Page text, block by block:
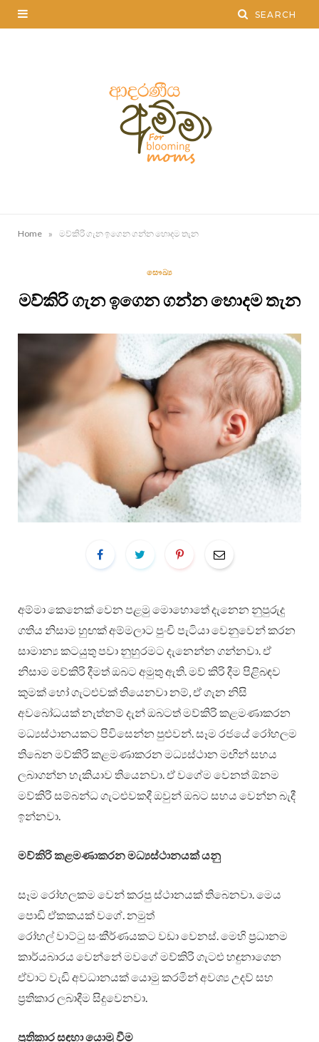
Home » මව්කිරි ගැන ඉගෙන ගන්න හොදම තැන
සෞඛ්‍ය
මව්කිරි ගැන ඉගෙන ගන්න හොදම තැන
අම්මා කෙනෙක් වෙන පළමු මොහොතේ දැනෙන නුපුරුදු
ගතිය නිසාම හුඟක් අම්මලාට පුංචි පැටියා වෙනුවෙන් කරන
සාමාන්‍ය කටයුතු පවා නුහුරමට දැනෙන්න ගන්නවා. ඒ
නිසාම මව්කිරි දීමත් ඔබට අමුතු ඇති. මව් කිරි දීම පිළිබඳව
කුමක් හෝ ගැටළුවක් තියෙනවා නම්, ඒ ගැන නිසි
අවබෝධයක් නැත්නම් දැන් ඔබටත් මව්කිරි කළමණාකරන
මධ්‍යස්ථානයකට පිවිසෙන්න පුළුවන්. සෑම රජයේ රෝහලම
තිබෙන මව්කිරි කළමණාකරන මධ්‍යස්ථාන මඟින් සහය
ලබාගන්න හැකියාව තියෙනවා. ඒ වගේම වෙනත් ඕනම
මව්කිරි සම්බන්ධ ගැටළුවකදී ඔවුන් ඔබට සහය වෙන්න බැදී
ඉන්නවා.
මව්කිරි කළමණාකරන මධ්‍යස්ථානයක් යනු
සෑම රෝහලකම වෙන් කරපු ස්ථානයක් තිබෙනවා. මෙය
පොඩි ඒකකයක් වගේ. නමුත්
රෝහල් වාට්ටු සංකීර්ණයකට වඩා වෙනස්. මෙහි ප්‍රධානම
කාර්යබාරය වෙන්නේ මවගේ මව්කිරි ගැටළු හඳුනාගෙන
ඒවාට වැඩි අවධානයක් යොමු කරමින් අවශ්‍ය උදව් සහ
ප්‍රතිකාර ලබාදීම සිදුවෙනවා.
ප්‍රතිකාර සඳහා යොමු වීම